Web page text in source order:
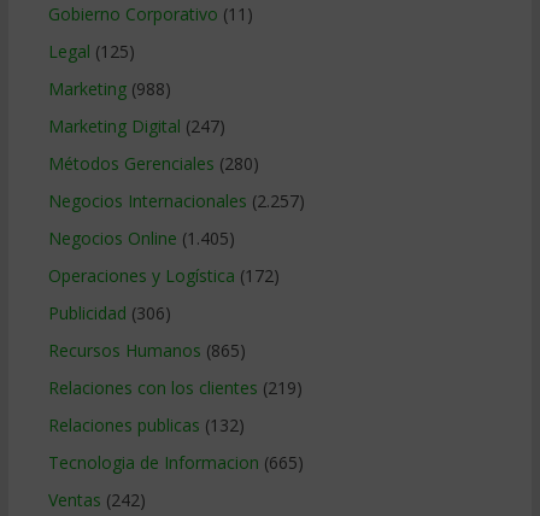
Gobierno Corporativo (11)
Legal (125)
Marketing(988)
Marketing Digital (247)
Métodos Gerenciales (280)
Negocios Internacionales (2.257)
Negocios Online (1.405)
Operaciones y Logística (172)
Publicidad (306)
Recursos Humanos (865)
Relaciones con los clientes (219)
Relaciones publicas (132)
Tecnologia de Informacion (665)
Ventas (242)